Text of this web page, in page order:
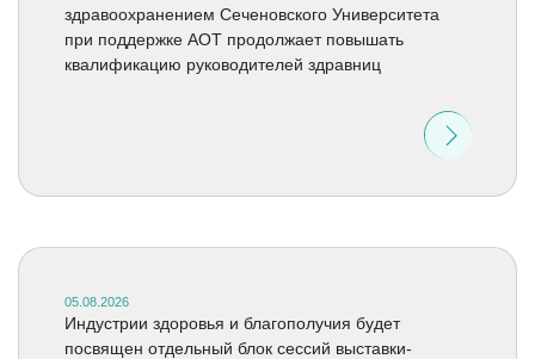
здравоохранением Сеченовского Университета
при поддержке АОТ продолжает повышать
квалификацию руководителей здравниц
05.08.2026
Индустрии здоровья и благополучия будет
посвящен отдельный блок сессий выставки-